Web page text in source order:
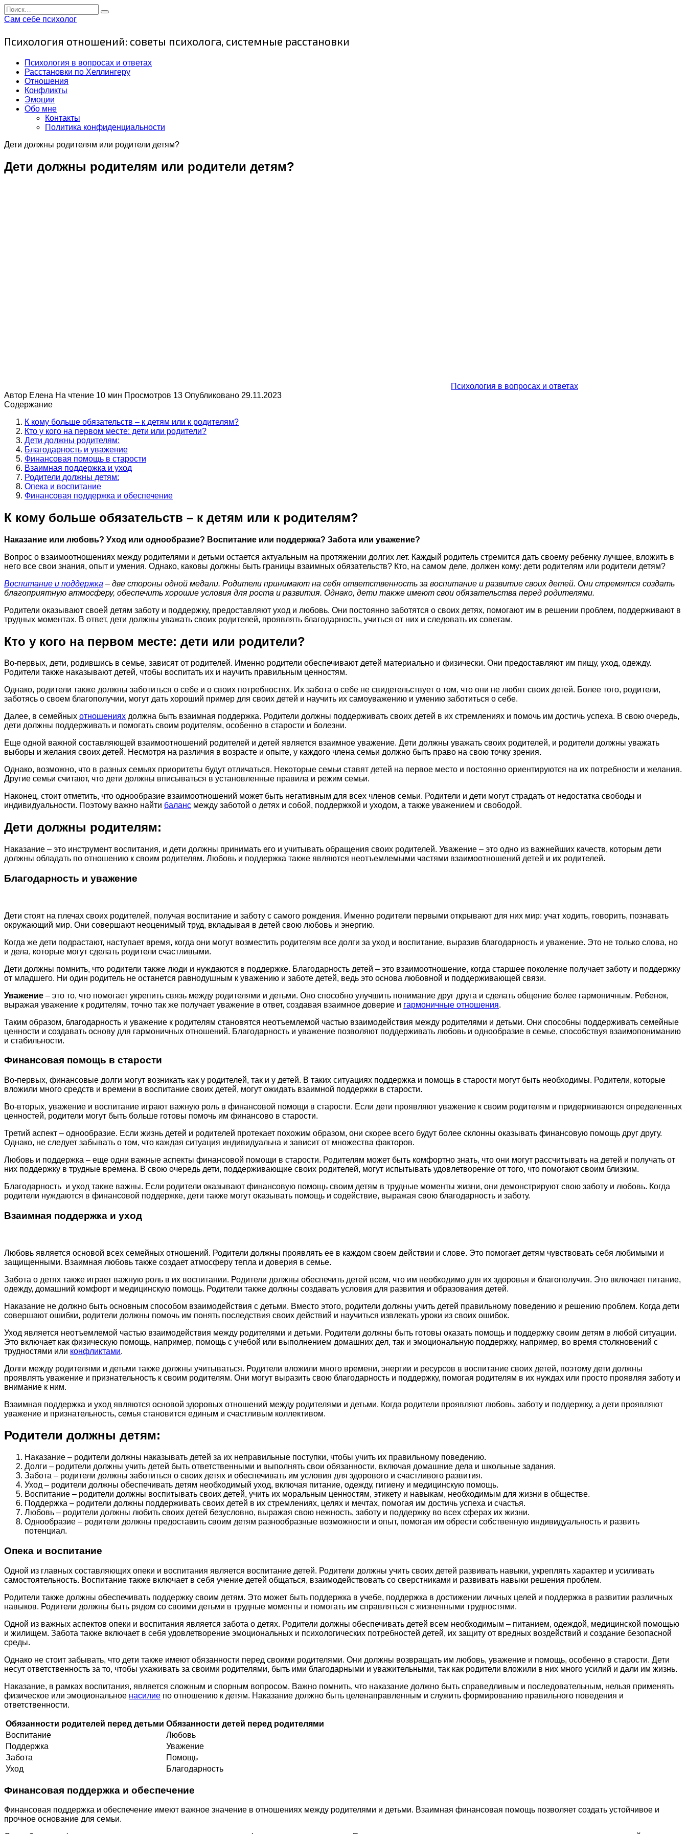
Перейти
к
Search
for:
Сам себе психолог
Психология отношений: советы психолога, системные расстановки
Психология в вопросах и ответах
Расстановки по Хеллингеру
Отношения
Конфликты
Эмоции
Обо мне
Контакты
Политика конфиденциальности
Дети должны родителям или родители детям?
Дети должны родителям или родители детям?
Психология в вопросах и ответах
Автор Елена На чтение 10 мин Просмотров 13 Опубликовано 29.11.2023
Содержание
К кому больше обязательств – к детям или к родителям?
Кто у кого на первом месте: дети или родители?
Дети должны родителям:
Благодарность и уважение
Финансовая помощь в старости
Взаимная поддержка и уход
Родители должны детям:
Опека и воспитание
Финансовая поддержка и обеспечение
К кому больше обязательств – к детям или к родителям?
Наказание или любовь? Уход или однообразие? Воспитание или поддержка? Забота или уважение?
Вопрос о взаимоотношениях между родителями и детьми остается актуальным на протяжении долгих лет. Каждый родитель стремится дать своему ребенку лучшее, вложить в
него все свои знания, опыт и умения. Однако, каковы должны быть границы взаимных обязательств? Кто, на самом деле, должен кому: дети родителям или родители детям?
Воспитание и поддержка – две стороны одной медали. Родители принимают на себя ответственность за воспитание и развитие своих детей. Они стремятся создать
благоприятную атмосферу, обеспечить хорошие условия для роста и развития. Однако, дети также имеют свои обязательства перед родителями.
Родители оказывают своей детям заботу и поддержку, предоставляют уход и любовь. Они постоянно заботятся о своих детях, помогают им в решении проблем, поддерживают в
трудных моментах. В ответ, дети должны уважать своих родителей, проявлять благодарность, учиться от них и следовать их советам.
Кто у кого на первом месте: дети или родители?
Во-первых, дети, родившись в семье, зависят от родителей. Именно родители обеспечивают детей материально и физически. Они предоставляют им пищу, уход, одежду.
Родители также наказывают детей, чтобы воспитать их и научить правильным ценностям.
Однако, родители также должны заботиться о себе и о своих потребностях. Их забота о себе не свидетельствует о том, что они не любят своих детей. Более того, родители,
заботясь о своем благополучии, могут дать хороший пример для своих детей и научить их самоуважению и умению заботиться о себе.
Далее, в семейных отношениях должна быть взаимная поддержка. Родители должны поддерживать своих детей в их стремлениях и помочь им достичь успеха. В свою очередь,
дети должны поддерживать и помогать своим родителям, особенно в старости и болезни.
Еще одной важной составляющей взаимоотношений родителей и детей является взаимное уважение. Дети должны уважать своих родителей, и родители должны уважать
выборы и желания своих детей. Несмотря на различия в возрасте и опыте, у каждого члена семьи должно быть право на свою точку зрения.
Однако, возможно, что в разных семьях приоритеты будут отличаться. Некоторые семьи ставят детей на первое место и постоянно ориентируются на их потребности и желания.
Другие семьи считают, что дети должны вписываться в установленные правила и режим семьи.
Наконец, стоит отметить, что однообразие взаимоотношений может быть негативным для всех членов семьи. Родители и дети могут страдать от недостатка свободы и
индивидуальности. Поэтому важно найти баланс между заботой о детях и собой, поддержкой и уходом, а также уважением и свободой.
Дети должны родителям:
Наказание – это инструмент воспитания, и дети должны принимать его и учитывать обращения своих родителей. Уважение – это одно из важнейших качеств, которым дети
должны обладать по отношению к своим родителям. Любовь и поддержка также являются неотъемлемыми частями взаимоотношений детей и их родителей.
Благодарность и уважение
Дети стоят на плечах своих родителей, получая воспитание и заботу с самого рождения. Именно родители первыми открывают для них мир: учат ходить, говорить, познавать
окружающий мир. Они совершают неоценимый труд, вкладывая в детей свою любовь и энергию.
Когда же дети подрастают, наступает время, когда они могут возместить родителям все долги за уход и воспитание, выразив благодарность и уважение. Это не только слова, но
и дела, которые могут сделать родители счастливыми.
Дети должны помнить, что родители также люди и нуждаются в поддержке. Благодарность детей – это взаимоотношение, когда старшее поколение получает заботу и поддержку
от младшего. Ни один родитель не останется равнодушным к уважению и заботе детей, ведь это основа любовной и поддерживающей связи.
Уважение – это то, что помогает укрепить связь между родителями и детьми. Оно способно улучшить понимание друг друга и сделать общение более гармоничным. Ребенок,
выражая уважение к родителям, точно так же получает уважение в ответ, создавая взаимное доверие и гармоничные отношения.
Таким образом, благодарность и уважение к родителям становятся неотъемлемой частью взаимодействия между родителями и детьми. Они способны поддерживать семейные
ценности и создавать основу для гармоничных отношений. Благодарность и уважение позволяют поддерживать любовь и однообразие в семье, способствуя взаимопониманию
и стабильности.
Финансовая помощь в старости
Во-первых, финансовые долги могут возникать как у родителей, так и у детей. В таких ситуациях поддержка и помощь в старости могут быть необходимы. Родители, которые
вложили много средств и времени в воспитание своих детей, могут ожидать взаимной поддержки в старости.
Во-вторых, уважение и воспитание играют важную роль в финансовой помощи в старости. Если дети проявляют уважение к своим родителям и придерживаются определенных
ценностей, родители могут быть больше готовы помочь им финансово в старости.
Третий аспект – однообразие. Если жизнь детей и родителей протекает похожим образом, они скорее всего будут более склонны оказывать финансовую помощь друг другу.
Однако, не следует забывать о том, что каждая ситуация индивидуальна и зависит от множества факторов.
Любовь и поддержка – еще одни важные аспекты финансовой помощи в старости. Родителям может быть комфортно знать, что они могут рассчитывать на детей и получать от
них поддержку в трудные времена. В свою очередь дети, поддерживающие своих родителей, могут испытывать удовлетворение от того, что помогают своим близким.
Благодарность и уход также важны. Если родители оказывают финансовую помощь своим детям в трудные моменты жизни, они демонстрируют свою заботу и любовь. Когда
родители нуждаются в финансовой поддержке, дети также могут оказывать помощь и содействие, выражая свою благодарность и заботу.
Взаимная поддержка и уход
Любовь является основой всех семейных отношений. Родители должны проявлять ее в каждом своем действии и слове. Это помогает детям чувствовать себя любимыми и
защищенными. Взаимная любовь также создает атмосферу тепла и доверия в семье.
Забота о детях также играет важную роль в их воспитании. Родители должны обеспечить детей всем, что им необходимо для их здоровья и благополучия. Это включает питание,
одежду, домашний комфорт и медицинскую помощь. Родители также должны создавать условия для развития и образования детей.
Наказание не должно быть основным способом взаимодействия с детьми. Вместо этого, родители должны учить детей правильному поведению и решению проблем. Когда дети
совершают ошибки, родители должны помочь им понять последствия своих действий и научиться извлекать уроки из своих ошибок.
Уход является неотъемлемой частью взаимодействия между родителями и детьми. Родители должны быть готовы оказать помощь и поддержку своим детям в любой ситуации.
Это включает как физическую помощь, например, помощь с учебой или выполнением домашних дел, так и эмоциональную поддержку, например, во время столкновений с
трудностями или конфликтами.
Долги между родителями и детьми также должны учитываться. Родители вложили много времени, энергии и ресурсов в воспитание своих детей, поэтому дети должны
проявлять уважение и признательность к своим родителям. Они могут выразить свою благодарность и поддержку, помогая родителям в их нуждах или просто проявляя заботу и
внимание к ним.
Взаимная поддержка и уход являются основой здоровых отношений между родителями и детьми. Когда родители проявляют любовь, заботу и поддержку, а дети проявляют
уважение и признательность, семья становится единым и счастливым коллективом.
Родители должны детям:
Наказание – родители должны наказывать детей за их неправильные поступки, чтобы учить их правильному поведению.
Долги – родители должны учить детей быть ответственными и выполнять свои обязанности, включая домашние дела и школьные задания.
Забота – родители должны заботиться о своих детях и обеспечивать им условия для здорового и счастливого развития.
Уход – родители должны обеспечивать детям необходимый уход, включая питание, одежду, гигиену и медицинскую помощь.
Воспитание – родители должны воспитывать своих детей, учить их моральным ценностям, этикету и навыкам, необходимым для жизни в обществе.
Поддержка – родители должны поддерживать своих детей в их стремлениях, целях и мечтах, помогая им достичь успеха и счастья.
Любовь – родители должны любить своих детей безусловно, выражая свою нежность, заботу и поддержку во всех сферах их жизни.
Однообразие – родители должны предоставить своим детям разнообразные возможности и опыт, помогая им обрести собственную индивидуальность и развить
потенциал.
Опека и воспитание
Одной из главных составляющих опеки и воспитания является воспитание детей. Родители должны учить своих детей развивать навыки, укреплять характер и усиливать
самостоятельность. Воспитание также включает в себя учение детей общаться, взаимодействовать со сверстниками и развивать навыки решения проблем.
Родители также должны обеспечивать поддержку своим детям. Это может быть поддержка в учебе, поддержка в достижении личных целей и поддержка в развитии различных
навыков. Родители должны быть рядом со своими детьми в трудные моменты и помогать им справляться с жизненными трудностями.
Одной из важных аспектов опеки и воспитания является забота о детях. Родители должны обеспечивать детей всем необходимым – питанием, одеждой, медицинской помощью
и жилищем. Забота также включает в себя удовлетворение эмоциональных и психологических потребностей детей, их защиту от вредных воздействий и создание безопасной
среды.
Однако не стоит забывать, что дети также имеют обязанности перед своими родителями. Они должны возвращать им любовь, уважение и помощь, особенно в старости. Дети
несут ответственность за то, чтобы ухаживать за своими родителями, быть ими благодарными и уважительными, так как родители вложили в них много усилий и дали им жизнь.
Наказание, в рамках воспитания, является сложным и спорным вопросом. Важно помнить, что наказание должно быть справедливым и последовательным, нельзя применять
физическое или эмоциональное насилие по отношению к детям. Наказание должно быть целенаправленным и служить формированию правильного поведения и
ответственности.
Обязанности родителей перед детьми Обязанности детей перед родителями
Воспитание
Любовь
Поддержка
Уважение
Забота
Помощь
Уход
Благодарность
Финансовая поддержка и обеспечение
Финансовая поддержка и обеспечение имеют важное значение в отношениях между родителями и детьми. Взаимная финансовая помощь позволяет создать устойчивое и
прочное основание для семьи.